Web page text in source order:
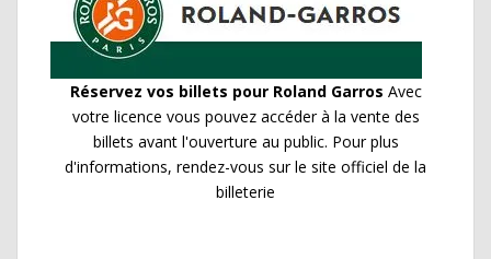
Réservez vos billets pour Roland Garros Avec
votre licence vous pouvez accéder à la vente des
billets avant l'ouverture au public. Pour plus
d'informations, rendez-vous sur le site officiel de la
billeterie